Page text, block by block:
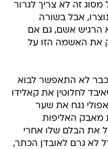
מסוג זה לא צריך לגרור
אבל בשורה
הרגיש אשם, גם אם
את האשמה הזו על
כבר לא התאפשר לבוא
לחלוטין את קאלידו
נגח את שער
מאבק האליפות
את הבלם שלו אחרי
לא גרם לאובדן הכתר,